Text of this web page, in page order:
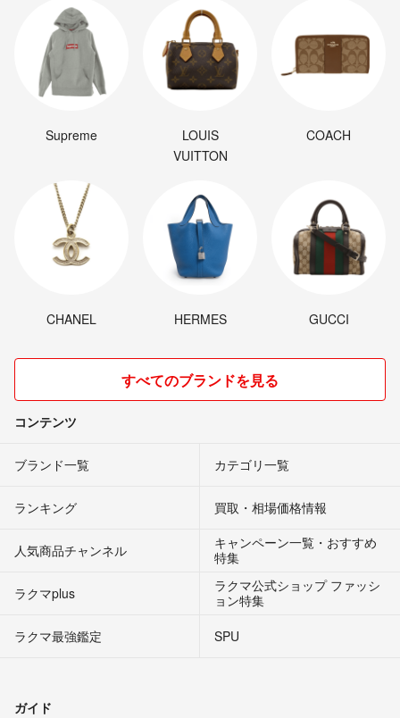
Supreme
LOUIS
VUITTON
COACH
CHANEL HERMES GUCCI
すべてのブランドを見る
コンテンツ
ブランド一覧 カテゴリ一覧
ランキング 買取・相場価格情報
人気商品チャンネル
キャンペーン一覧・おすすめ
特集
ラクマplus
ラクマ公式ショップ ファッシ
ョン特集
ラクマ最強鑑定
SPU
ガイド